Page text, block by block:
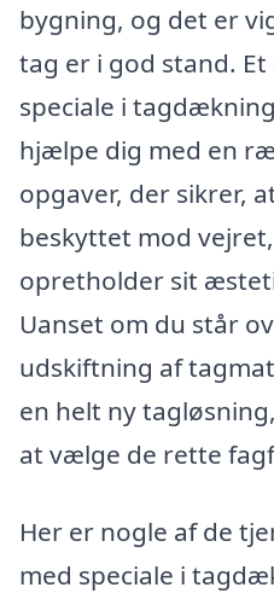
bygning, og det er
tag er i god stand.
speciale i
hjælpe dig med en
opgaver, der sikrer,
beskyttet mod
opretholder sit
Uanset om du står
udskiftning af
en helt ny
at vælge de rette
Her er nogle af de
med speciale i